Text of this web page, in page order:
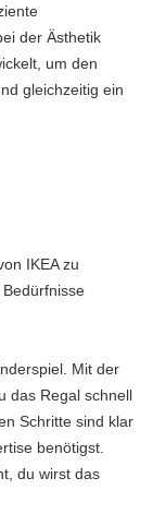
der Ästhetik
um den
gleichzeitig ein
IKEA zu
Mit der
das Regal schnell
Schritte sind klar
benötigst.
du wirst das